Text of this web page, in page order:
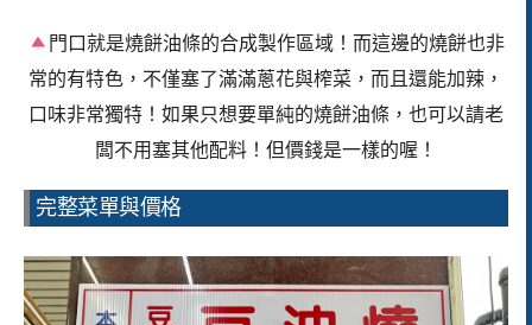
門口就是燒餅油條的合成製作區域！而這邊的燒餅也非
常的有特色，不僅塞了滿滿蔥花與榨菜，而且還能加辣，
口味非常獨特！如果只想要單純的燒餅油條，也可以請老
闆不用塞其他配料！但價錢是一樣的喔！
完整菜單與價格